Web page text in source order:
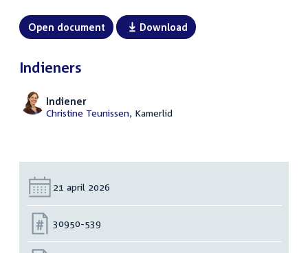
Open document Download
Indieners
Indiener
Christine Teunissen, Kamerlid
Datum:
21 april 2026
Nummer:
30950-539